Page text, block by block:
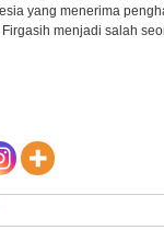
yang menerima
Firgasih menjadi salah